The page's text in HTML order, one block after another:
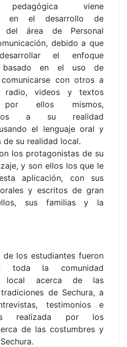
pedagógica viene
en el desarrollo de
del área de Personal
debido a que
el enfoque
basado en el uso de
con otros a
videos y textos
por ellos mismos,
a su realidad
el lenguaje oral y
su realidad local.
los protagonistas de su
y son ellos los que le
aplicación, con sus
y escritos de gran
sus familias y la
los estudiantes fueron
toda la comunidad
local acerca de las
de Sechura, a
testimonios e
realizada por los
de las costumbres y